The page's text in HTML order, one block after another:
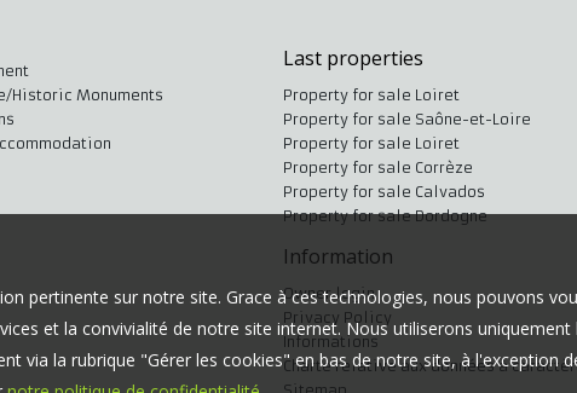
Historic Monuments
Last properties
Property for sale Loiret
Property for sale Saône-et-Loire
Property for sale Loiret
Property for sale Corrèze
Property for sale Calvados
Property for sale Dordogne
Information
Owner login
Privacy Policy
Informations
Charte relative aux données à
pertinente sur notre site. Grace à ces technologies, nous pouvons
et la convivialité de notre site internet. Nous utiliserons
via la rubrique "Gérer les cookies" en bas de notre site, à l'exception